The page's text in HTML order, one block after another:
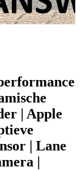
| Apple
| Lane
|